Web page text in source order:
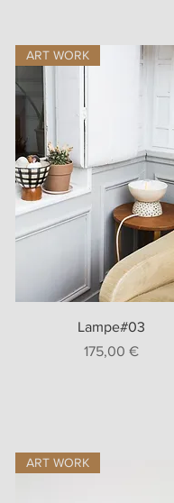
Aperçu rapide
ART WORK
Lampe#03
Prix
175,00 €
ART WORK